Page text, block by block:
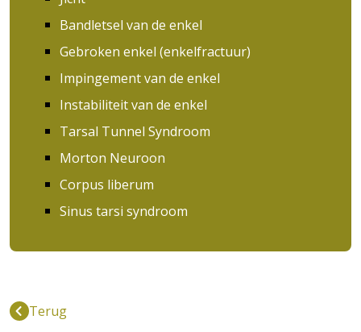
Bandletsel van de enkel
Gebroken enkel (enkelfractuur)
Impingement van de enkel
Instabiliteit van de enkel
Tarsal Tunnel Syndroom
Morton Neuroon
Corpus liberum
Sinus tarsi syndroom
Terug